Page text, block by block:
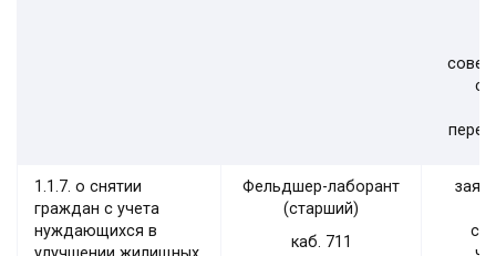
1.1.7. о снятии
граждан с учета
нуждающихся в
Фельдшер-лаборант
(старший)
каб. 711